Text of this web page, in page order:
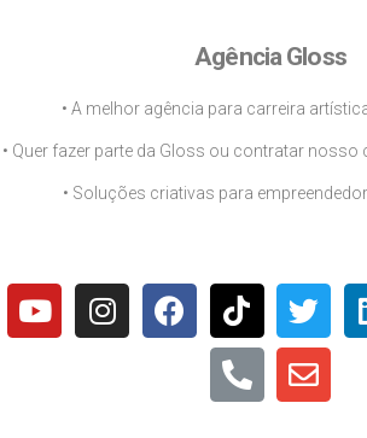
Agência Gloss
• A melhor agência para carreira
• Quer fazer parte da Gloss ou contratar nosso
• Soluções criativas para